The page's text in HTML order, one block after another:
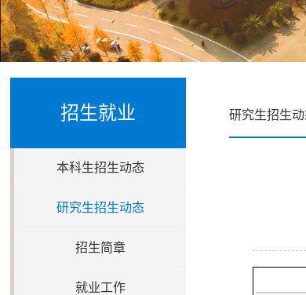
招生就业
本科生招生动态
研究生招生动态
招生简章
就业工作
研究生招生